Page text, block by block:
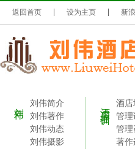
返回首页 设为主页 新
刘伟简介
刘伟著作
刘伟动态
刘伟摄影
酒店
管理
管理
著作